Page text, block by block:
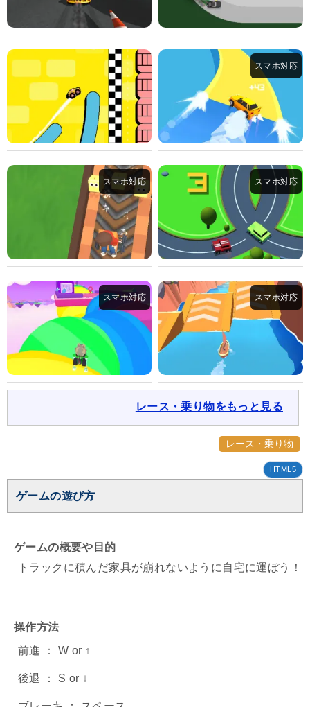
レース・乗り物をもっと見る
レース・乗り物
HTML5
ゲームの遊び方
ゲームの概要や目的
トラックに積んだ家具が崩れないように自宅に運ぼう！
操作方法
前進 ： W or ↑
後退 ： S or ↓